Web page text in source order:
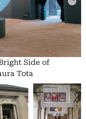
Side of
Tota